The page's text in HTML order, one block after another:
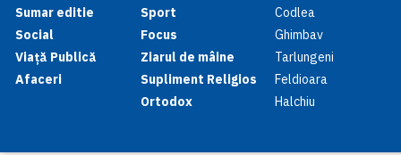
Sumar editie
Social
Viață Publică
Afaceri
Sport
Focus
Ziarul de mâine
Supliment Religios
Ortodox
Codlea
Ghimbav
Tarlungeni
Feldioara
Halchiu